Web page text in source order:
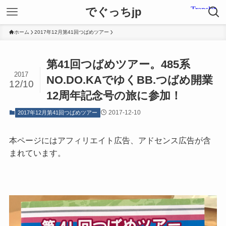
でぐっちjp
ホーム 2017年12月第41回つばめツアー
第41回つばめツアー。485系
NO.DO.KAでゆくBB.つばめ開業
12周年記念号の旅に参加！
2017
12/10
2017年12月第41回つばめツアー 2017-12-10
本ページにはアフィリエイト広告、アドセンス広告が含
まれています。